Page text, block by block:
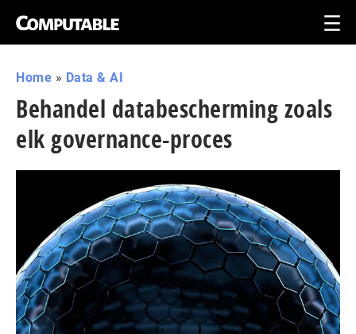
Home » Data & AI
Behandel databescherming zoals
elk governance-proces